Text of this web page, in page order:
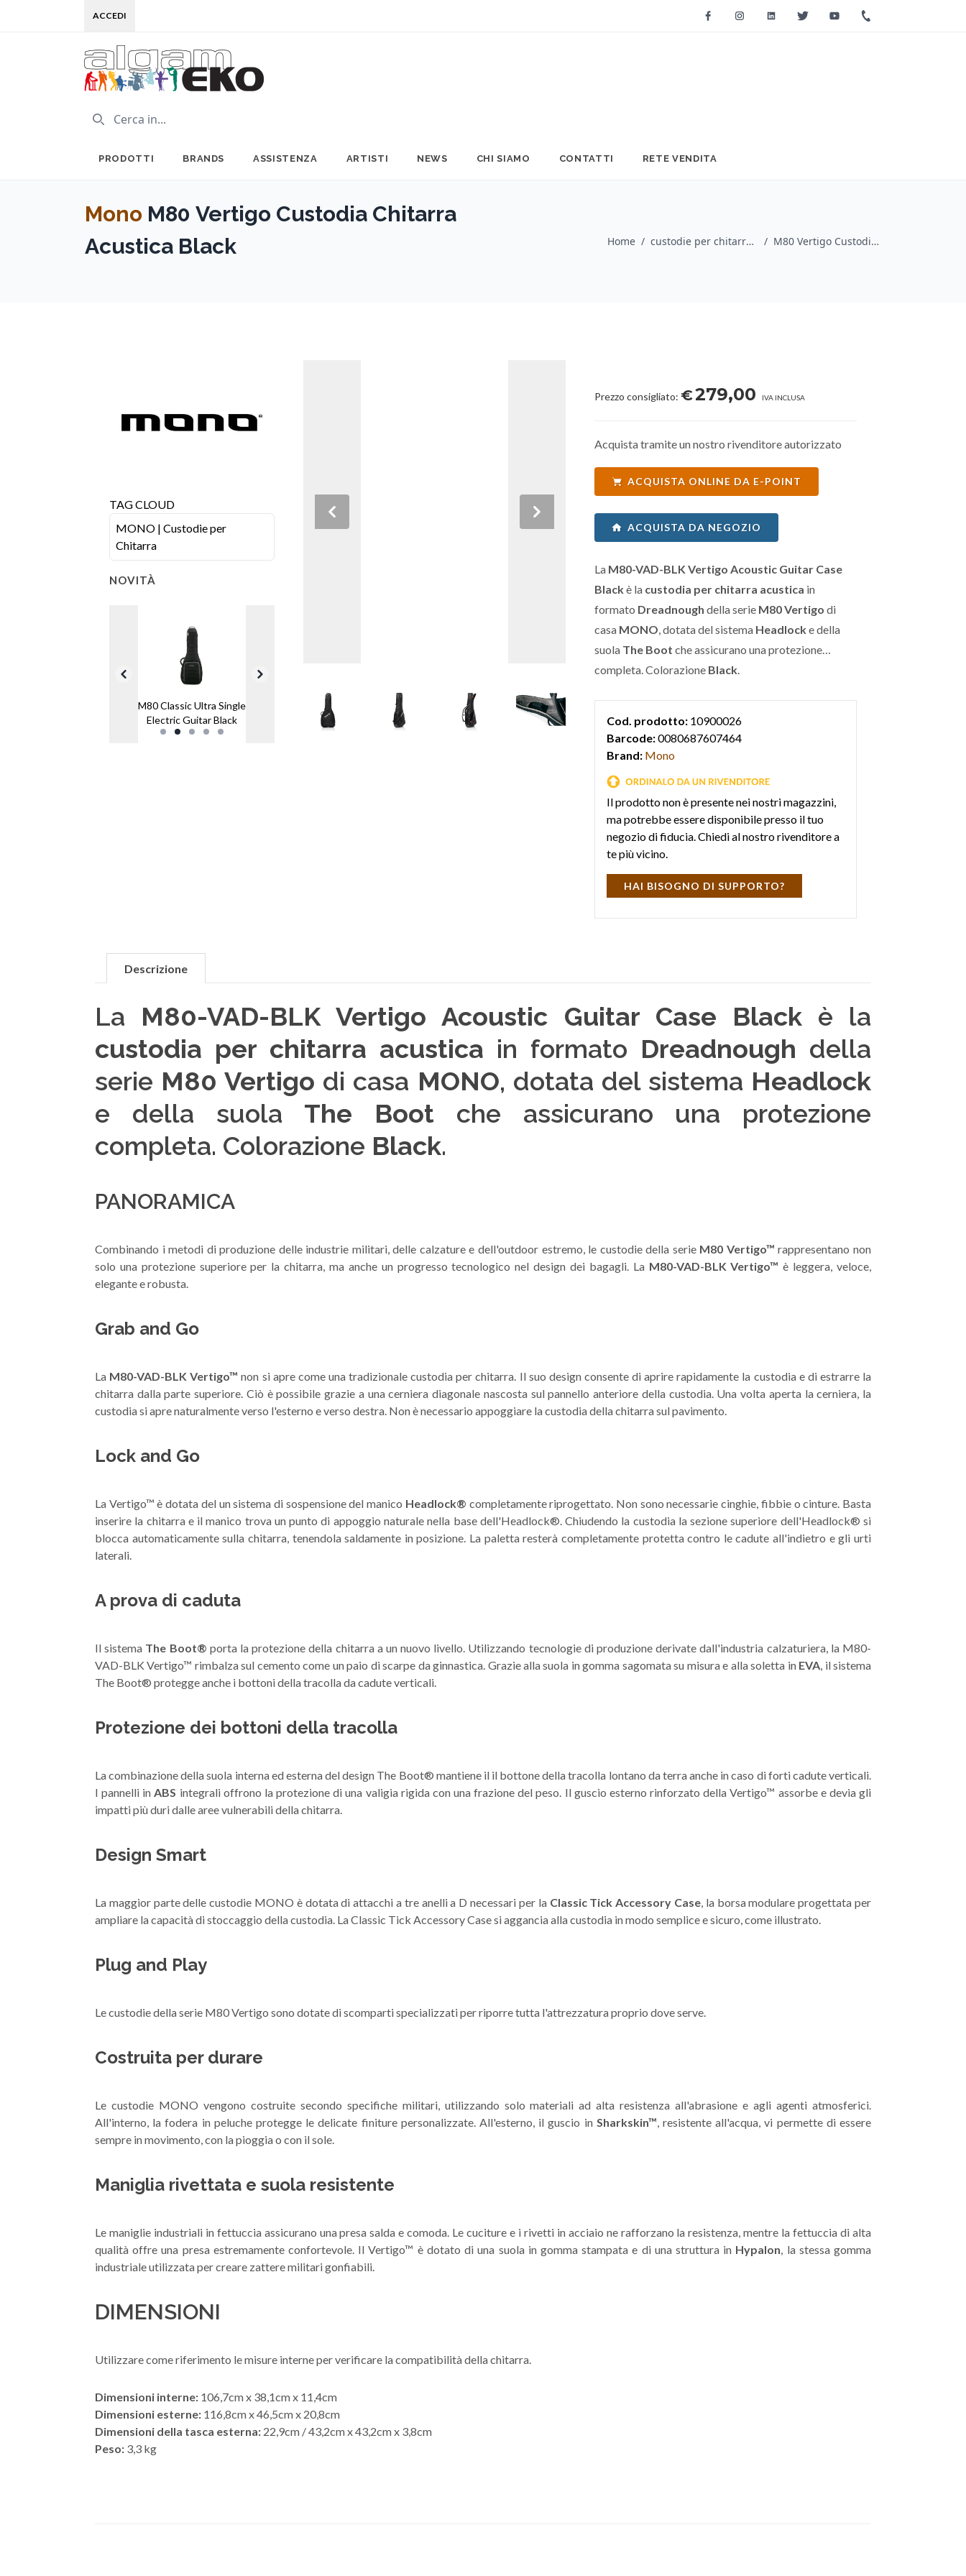
ACCEDI FacebookInstagramLinkedinTwitter Youtube
PRODOTTI BRANDS ASSISTENZA ARTISTI NEWS CHI SIAMO CONTATTI RETE VENDITA
Mono M80 Vertigo Custodia Chitarra
Acustica Black
Home / custodie per chitarra / Mono / M80 Vertigo Custodia Chitarra Acustica Black
TAG CLOUD
MONO | Custodie per
Chitarra
NOVITÀ
M80 Classic Ultra Single
Electric Guitar Black
Previous Next
Prezzo consigliato: €279,00 IVA INCLUSA
Acquista tramite un nostro rivenditore autorizzato
ACQUISTA ONLINE DA E-POINT
ACQUISTA DA NEGOZIO
La M80-VAD-BLK Vertigo Acoustic Guitar Case
Blackè la custodia per chitarra acustica in
formato Dreadnough della serie M80 Vertigo di
casa MONO, dotata del sistema Headlocke della
suola The Boot che assicurano una protezione
completa. Colorazione Black.
Cod. prodotto: 10900026
Barcode:0080687607464
Brand: Mono
Il prodotto non è presente nei nostri magazzini,
ma potrebbe essere disponibile presso il tuo
negozio di fiducia. Chiedi al nostro rivenditore a
te più vicino.
HAI BISOGNO DI SUPPORTO?
Descrizione
La M80-VAD-BLK Vertigo Acoustic Guitar Case Blackè la
custodia per chitarra acustica in formato Dreadnough della
serie M80 Vertigo di casa MONO, dotata del sistema Headlock
e della suola The Boot che assicurano una protezione
completa. Colorazione Black.
PANORAMICA
Combinando i metodi di produzione delle industrie militari, delle calzature e dell'outdoor estremo, le custodie della serie M80 Vertigo™ rappresentano non
solo una protezione superiore per la chitarra, ma anche un progresso tecnologico nel design dei bagagli. La M80-VAD-BLK Vertigo™ è leggera, veloce,
elegante e robusta.
Grab and Go
La M80-VAD-BLK Vertigo™ non si apre come una tradizionale custodia per chitarra. Il suo design consente di aprire rapidamente la custodia e di estrarre la
chitarra dalla parte superiore. Ciò è possibile grazie a una cerniera diagonale nascosta sul pannello anteriore della custodia. Una volta aperta la cerniera, la
custodia si apre naturalmente verso l'esterno e verso destra. Non è necessario appoggiare la custodia della chitarra sul pavimento.
Lock and Go
La Vertigo™ è dotata del un sistema di sospensione del manico Headlock® completamente riprogettato. Non sono necessarie cinghie, fibbie o cinture. Basta
inserire la chitarra e il manico trova un punto di appoggio naturale nella base dell'Headlock®. Chiudendo la custodia la sezione superiore dell'Headlock® si
blocca automaticamente sulla chitarra, tenendola saldamente in posizione. La paletta resterà completamente protetta contro le cadute all'indietro e gli urti
laterali.
A prova di caduta
Il sistema The Boot® porta la protezione della chitarra a un nuovo livello. Utilizzando tecnologie di produzione derivate dall'industria calzaturiera, la M80-
VAD-BLK Vertigo™ rimbalza sul cemento come un paio di scarpe da ginnastica. Grazie alla suola in gomma sagomata su misura e alla soletta in EVA, il sistema
The Boot® protegge anche i bottoni della tracolla da cadute verticali.
Protezione dei bottoni della tracolla
La combinazione della suola interna ed esterna del design The Boot® mantiene il il bottone della tracolla lontano da terra anche in caso di forti cadute verticali.
I pannelli inABS integrali offrono la protezione di una valigia rigida con una frazione del peso. Il guscio esterno rinforzato della Vertigo™ assorbe e devia gli
impatti più duri dalle aree vulnerabili della chitarra.
Design Smart
La maggior parte delle custodie MONO è dotata di attacchi a tre anelli a D necessari per la Classic Tick Accessory Case, la borsa modulare progettata per
ampliare la capacità di stoccaggio della custodia. La Classic Tick Accessory Case si aggancia alla custodia in modo semplice e sicuro, come illustrato.
Plug and Play
Le custodie della serie M80 Vertigo sono dotate di scomparti specializzati per riporre tutta l'attrezzatura proprio dove serve.
Costruita per durare
Le custodie MONO vengono costruite secondo specifiche militari, utilizzando solo materiali ad alta resistenza all'abrasione e agli agenti atmosferici.
All'interno, la fodera in peluche protegge le delicate finiture personalizzate. All'esterno, il guscio in Sharkskin™, resistente all'acqua, vi permette di essere
sempre in movimento, con la pioggia o con il sole.
Maniglia rivettata e suola resistente
Le maniglie industriali in fettuccia assicurano una presa salda e comoda. Le cuciture e i rivetti in acciaio ne rafforzano la resistenza, mentre la fettuccia di alta
qualità offre una presa estremamente confortevole. Il Vertigo™ è dotato di una suola in gomma stampata e di una struttura in Hypalon, la stessa gomma
industriale utilizzata per creare zattere militari gonfiabili.
DIMENSIONI
Utilizzare come riferimento le misure interne per verificare la compatibilità della chitarra.
Dimensioni interne: 106,7cm x 38,1cm x 11,4cm
Dimensioni esterne: 116,8cm x 46,5cm x 20,8cm
Dimensioni della tasca esterna: 22,9cm / 43,2cm x 43,2cm x 3,8cm
Peso: 3,3 kg